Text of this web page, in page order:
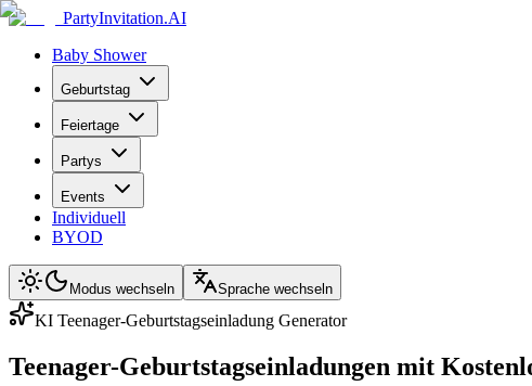
PartyInvitation.AI
Baby Shower
Geburtstag
Feiertage
Partys
Events
Individuell
BYOD
Modus wechseln Sprache wechseln
KI Teenager-Geburtstagseinladung Generator
Teenager-Geburtstagseinladungen mit